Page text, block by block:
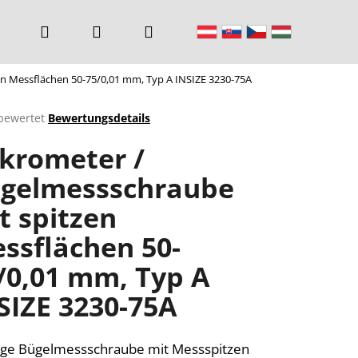
Suchen Warenkorb
50-75/0,01 mm, Typ A INSIZE 3230-75A
Bewertungsdetails
/
spitzen
50-
mm, Typ A
3230-75A
Bügelmessschraube mit Messspitzen